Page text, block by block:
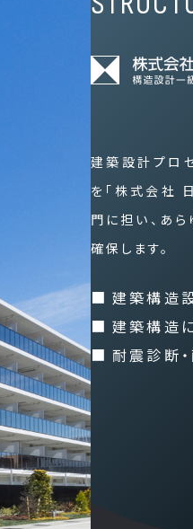
建築設計プロ
を「株式会社
門に担い、あ
確保します。
建築構造
建築構造
耐震診断